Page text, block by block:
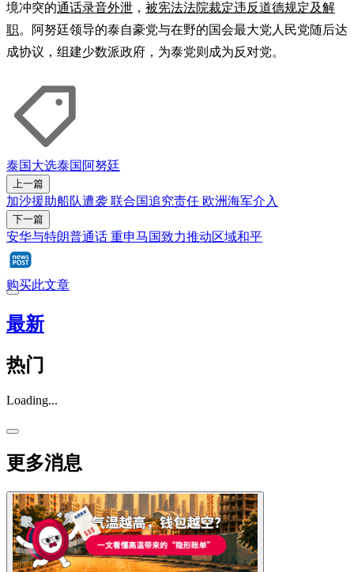
境冲突的通话录音外泄 ， 被宪法法院裁定违反道德规定及解
职。阿努廷领导的泰自豪党与在野的国会最大党人民党随后达
成协议，组建少数派政府，为泰党则成为反对党。
泰国大选泰国 阿努廷
上一篇
加沙援助船队遭袭 联合国追究责任 欧洲海军介入
下一篇
安华与特朗普通话 重申马国致力推动区域和平
购买此文章
最新
热门
Loading...
更多消息